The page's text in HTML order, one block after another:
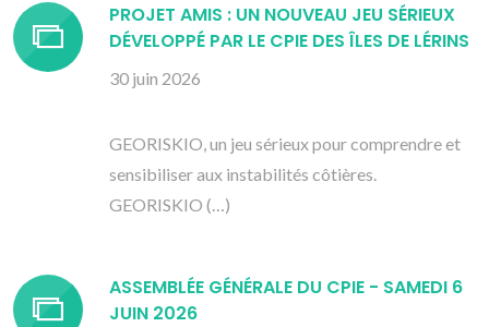
PROJET AMIS : UN NOUVEAU JEU SÉRIEUX
DÉVELOPPÉ PAR LE CPIE DES ÎLES DE LÉRINS
30 juin 2026
GEORISKIO, un jeu sérieux pour comprendre et
sensibiliser aux instabilités côtières.
GEORISKIO (…)
ASSEMBLÉE GÉNÉRALE DU CPIE - SAMEDI 6
JUIN 2026